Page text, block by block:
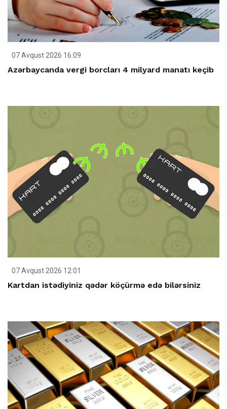
07 Avqust 2026 16:09
Azərbaycanda vergi borcları 4 milyard manatı keçib
07 Avqust 2026 12:01
Kartdan istədiyiniz qədər köçürmə edə bilərsiniz